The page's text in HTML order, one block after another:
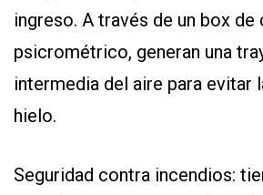
ingreso. A través de un box de
psicrométrico, generan una
intermedia del aire para evitar
hielo.
Seguridad contra incendios: